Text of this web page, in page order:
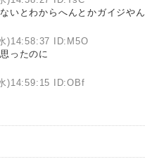
いとわからへんとかガイジやん
)14:58:37 ID:M5O
ったのに
)14:59:15 ID:OBf